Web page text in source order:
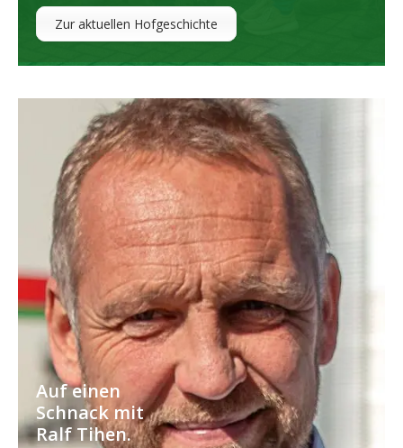
Zur aktuellen Hofgeschichte
Auf einen
Schnack mit
Ralf Tihen.